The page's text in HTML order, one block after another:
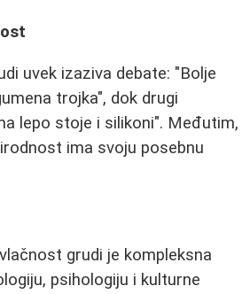
uvek izaziva debate: "Bolje
trojka", dok drugi
lepo stoje i silikoni". Međutim,
ima svoju posebnu
grudi je kompleksna
psihologiju i kulturne